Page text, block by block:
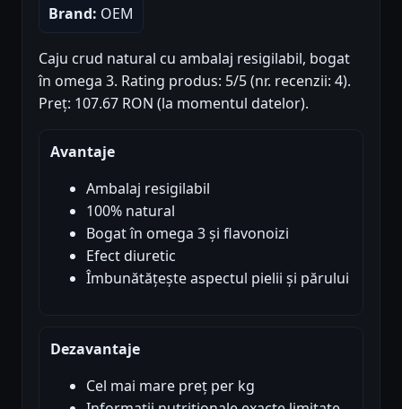
Brand: OEM
Caju crud natural cu ambalaj resigilabil, bogat
în omega 3. Rating produs: 5/5 (nr. recenzii: 4).
Preț: 107.67 RON (la momentul datelor).
Avantaje
Ambalaj resigilabil
100% natural
Bogat în omega 3 și flavonoizi
Efect diuretic
Îmbunătățește aspectul pielii și părului
Dezavantaje
Cel mai mare preț per kg